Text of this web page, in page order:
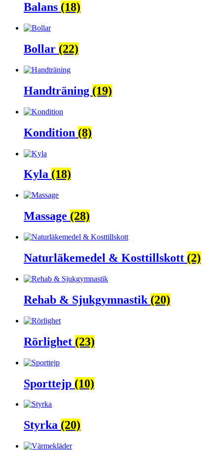
Balans (18)
Bollar (22)
Handträning (19)
Kondition (8)
Kyla (18)
Massage (28)
Naturläkemedel & Kosttillskott (2)
Rehab & Sjukgymnastik (20)
Rörlighet (23)
Sporttejp (10)
Styrka (20)